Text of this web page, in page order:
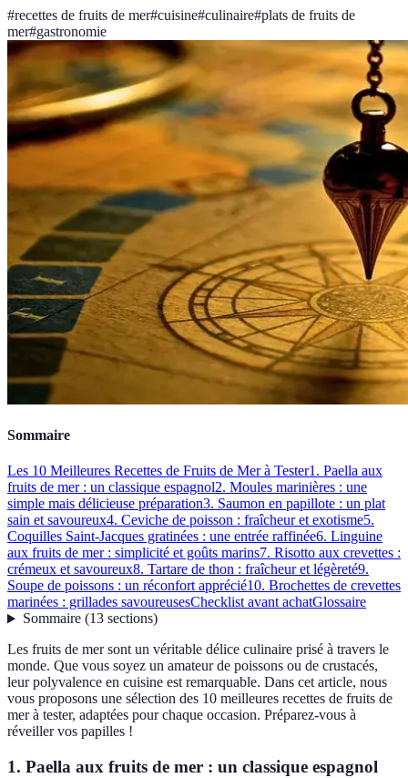
#recettes de fruits de mer#cuisine#culinaire#plats de fruits de
mer#gastronomie
Sommaire
Les 10 Meilleures Recettes de Fruits de Mer à Tester1. Paella aux
fruits de mer : un classique espagnol2. Moules marinières : une
simple mais délicieuse préparation3. Saumon en papillote : un plat
sain et savoureux4. Ceviche de poisson : fraîcheur et exotisme5.
Coquilles Saint-Jacques gratinées : une entrée raffinée6. Linguine
aux fruits de mer : simplicité et goûts marins7. Risotto aux crevettes :
crémeux et savoureux8. Tartare de thon : fraîcheur et légèreté9.
Soupe de poissons : un réconfort apprécié10. Brochettes de crevettes
marinées : grillades savoureusesChecklist avant achatGlossaire
Sommaire(13 sections)
Les fruits de mer sont un véritable délice culinaire prisé à travers le
monde. Que vous soyez un amateur de poissons ou de crustacés,
leur polyvalence en cuisine est remarquable. Dans cet article, nous
vous proposons une sélection des 10 meilleures recettes de fruits de
mer à tester, adaptées pour chaque occasion. Préparez-vous à
réveiller vos papilles !
1. Paella aux fruits de mer : un classique espagnol